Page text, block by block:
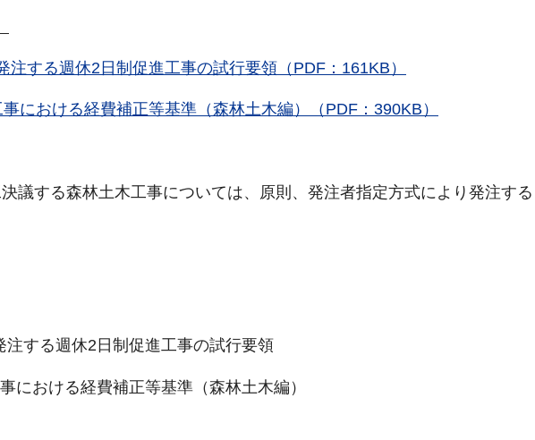
注する週休2日制促進工事の試行要領（PDF：161KB）
における経費補正等基準（森林土木編）（PDF：390KB）
議する森林土木工事については、原則、発注者指定方式により発注す
る週休2日制促進工事の試行要領
ける経費補正等基準（森林土木編）